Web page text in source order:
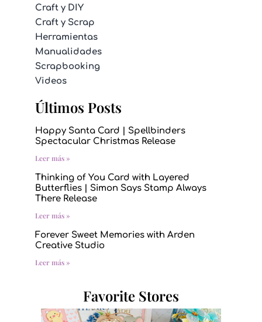
Craft y DIY
Craft y Scrap
Herramientas
Manualidades
Scrapbooking
Videos
Últimos Posts
Happy Santa Card | Spellbinders
Spectacular Christmas Release
Leer más »
Thinking of You Card with Layered
Butterflies | Simon Says Stamp Always
There Release
Leer más »
Forever Sweet Memories with Arden
Creative Studio
Leer más »
Favorite Stores